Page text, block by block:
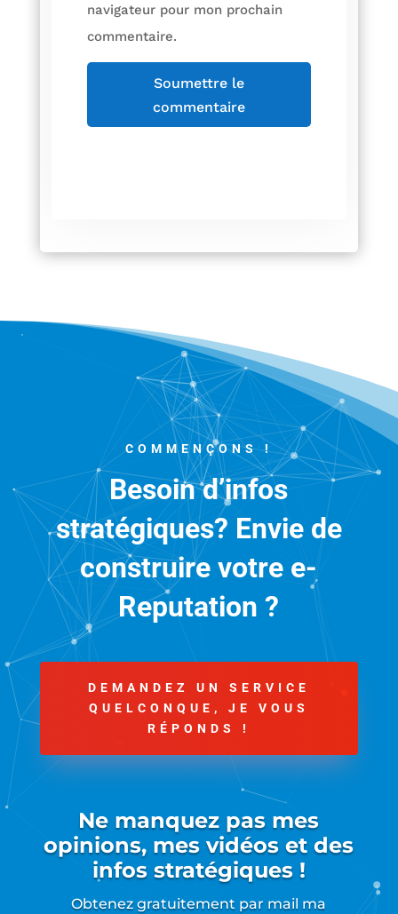
navigateur pour mon prochain
commentaire.
Soumettre le
commentaire
COMMENÇONS !
Besoin d’infos
stratégiques? Envie de
construire votre e-
Reputation ?
DEMANDEZ UN SERVICE
QUELCONQUE, JE VOUS
RÉPONDS !
Ne manquez pas mes
opinions, mes vidéos et des
infos stratégiques !
Obtenez gratuitement par mail ma